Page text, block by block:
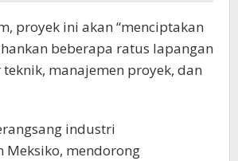
proyek ini akan “menciptakan
beberapa ratus lapangan
teknik, manajemen proyek, dan
industri
Meksiko, mendorong